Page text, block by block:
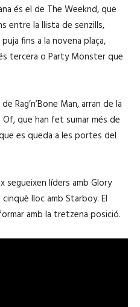
és el de The Weeknd, que
entre la llista de senzills,
fins a la novena plaça,
tercera o Party Monster que
Rag’n’Bone Man, arran de la
Of, que han fet sumar més de
es queda a les portes del
segueixen líders amb Glory
lloc amb Starboy. El
amb la tretzena posició.